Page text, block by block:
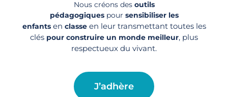
Nous créons des outils
pédagogiquespour sensibiliser les
enfantsen classeen leur transmettant toutes les
clés pour construire un monde meilleur, plus
respectueux du vivant.
J’adhère